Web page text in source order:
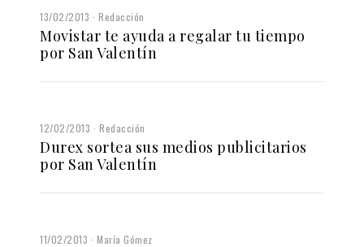
13/02/2013 Redacción
Movistar te ayuda a regalar tu tiempo
por San Valentín
12/02/2013 Redacción
Durex sortea sus medios publicitarios
por San Valentín
11/02/2013 María Gómez